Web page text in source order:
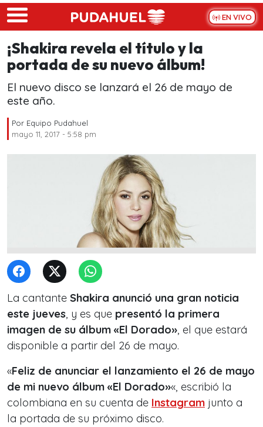
Skip to main content
EN VIVO
¡Shakira revela el título y la
portada de su nuevo álbum!
El nuevo disco se lanzará el 26 de mayo de
este año.
Por Equipo Pudahuel
mayo 11, 2017 - 5:58 pm
La cantante Shakira anunció una gran noticia
este jueves , y es que presentó la primera
imagen de su álbum «El Dorado» , el que estará
disponible a partir del 26 de mayo.
«Feliz de anunciar el lanzamiento el 26 de mayo
de mi nuevo álbum «El Dorado»«, escribió la
colombiana en su cuenta de Instagram junto a
la portada de su próximo disco.